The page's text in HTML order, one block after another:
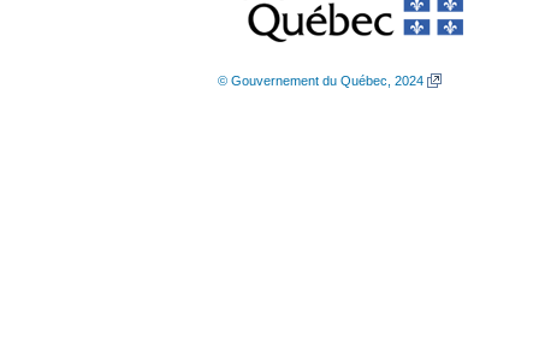
© Gouvernement du Québec, 2024